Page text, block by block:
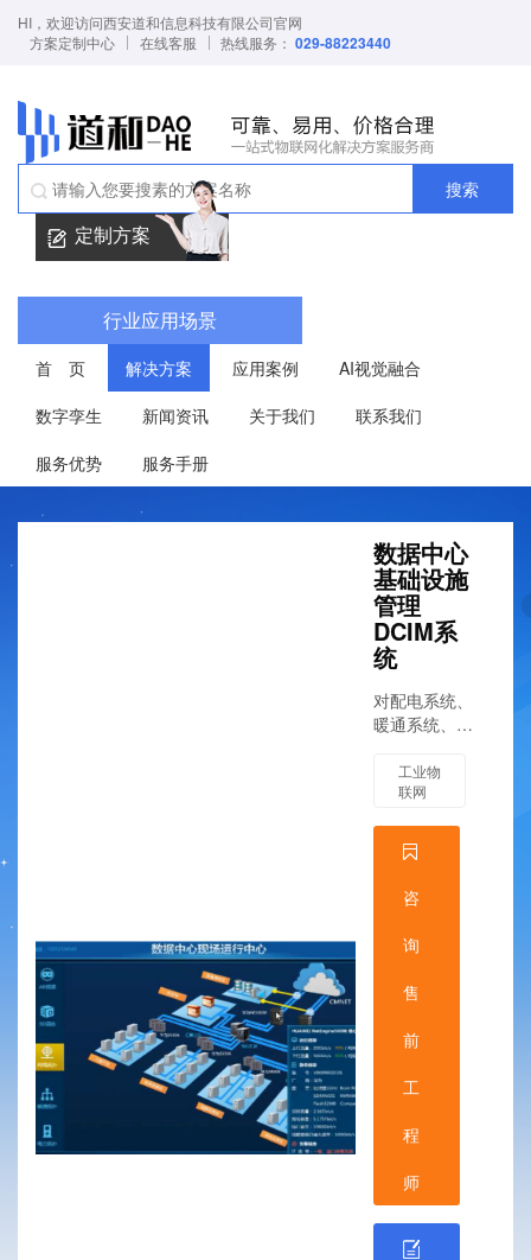
HI，欢迎访问西安道和信息科技有限公司官网
方案定制中心
在线客服 热线服务： 029-88223440
搜索
定制方案
行业应用场景
首 页 解决方案 应用案例
AI视觉融合
数字孪生
新闻资讯 关于我们
联系我们
服务优势
服务手册
数据中心
基础设施
管理
DCIM系
统
对配电系统、
暖通系统、网
等基础设施进
行展示和分析
工业物
联网
咨
询
售
前
工
程
师